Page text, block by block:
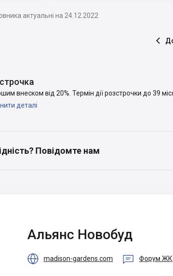
актуальні на 24.12.2022

внеском від 20%. Термін дії розстрочки до 39
деталі
Повідомте нам
Альянс Новобуд
 madison-gardens.com  Форум ЖК